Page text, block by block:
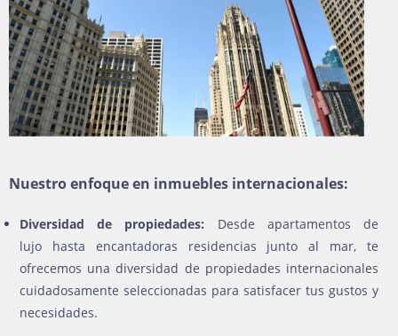
Nuestro enfoque en inmuebles internacionales:
Diversidad de propiedades: Desde apartamentos de
lujo hasta encantadoras residencias junto al mar, te
ofrecemos una diversidad de propiedades internacionales
cuidadosamente seleccionadas para satisfacer tus gustos y
necesidades.